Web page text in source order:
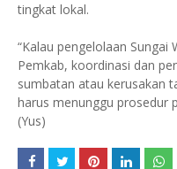
tingkat lokal.
“Kalau pengelolaan Sungai
Pemkab, koordinasi dan
sumbatan atau kerusakan
harus menunggu prosedur
(Yus)